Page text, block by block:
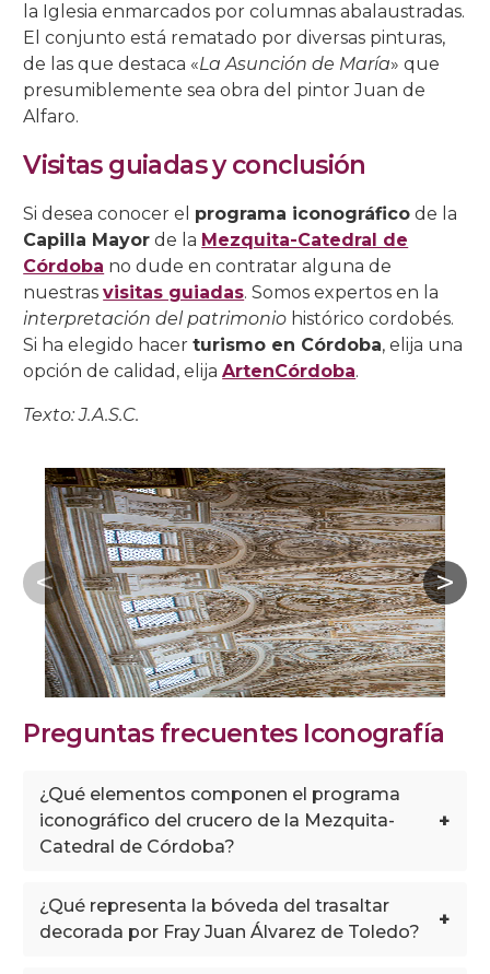
la Iglesia enmarcados por columnas abalaustradas.
El conjunto está rematado por diversas pinturas,
de las que destaca «La Asunción de María» que
presumiblemente sea obra del pintor Juan de
Alfaro.
Visitas guiadas y conclusión
Si desea conocer el programa iconográfico de la
Capilla Mayor de la Mezquita-Catedral de
Córdoba no dude en contratar alguna de
nuestrasvisitas guiadas. Somos expertos en la
interpretación del patrimonio histórico cordobés.
Si ha elegido hacerturismo en Córdoba, elija una
opción de calidad, elijaArtenCórdoba.
Texto: J.A.S.C.
Preguntas frecuentes Iconografía
¿Qué elementos componen el programa
iconográfico del crucero de la Mezquita-
Catedral de Córdoba?
+
¿Qué representa la bóveda del trasaltar
decorada por Fray Juan Álvarez de Toledo?
+